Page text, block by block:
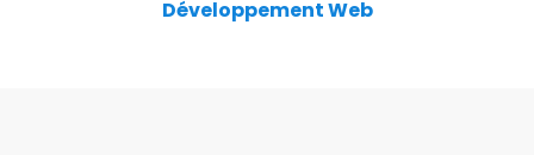
Développement Web